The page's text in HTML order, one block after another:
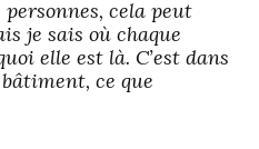
cela peut
je sais où chaque
elle est là. C’est dans
ce que